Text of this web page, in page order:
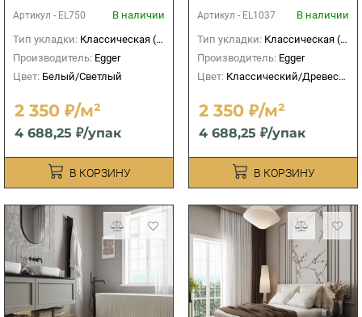
Артикул - EL750
В наличии
Тип укладки: Классическая (прямая)
Производитель: Egger
Цвет: Белый/Светлый
2 350 ₽/м²
4 688,25 ₽/упак
В КОРЗИНУ
Артикул - EL1037
В наличии
Тип укладки: Классическая (прямая)
Производитель: Egger
Цвет: Классический/Древесный
2 350 ₽/м²
4 688,25 ₽/упак
В КОРЗИНУ